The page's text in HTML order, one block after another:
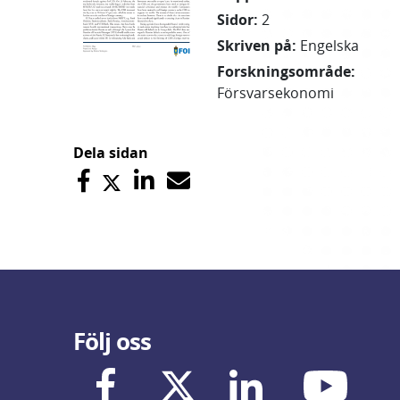
Sidor: 2
Skriven på: Engelska
Forskningsområde:
Försvarsekonomi
Dela sidan
Följ oss